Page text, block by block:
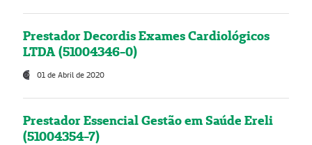
Prestador Decordis Exames Cardiológicos
LTDA (51004346-0)
01 de Abril de 2020
Prestador Essencial Gestão em Saúde Ereli
(51004354-7)